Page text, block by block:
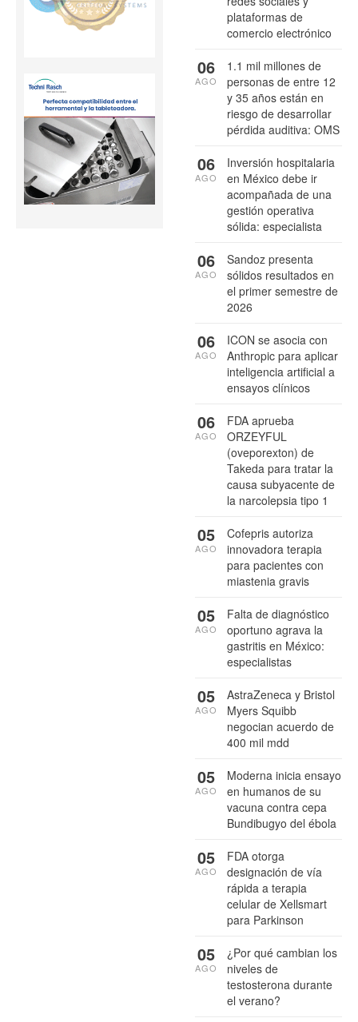
plataformas de
comercio electrónico
1.1 mil millones de
personas de entre 12
y 35 años están en
riesgo de desarrollar
pérdida auditiva: OMS
06
AGO
Inversión hospitalaria
en México debe ir
acompañada de una
gestión operativa
sólida: especialista
06
AGO
Sandoz presenta
sólidos resultados en
el primer semestre de
2026
06
AGO
ICON se asocia con
Anthropic para aplicar
inteligencia artificial a
ensayos clínicos
06
AGO
FDA aprueba
ORZEYFUL
(oveporexton) de
Takeda para tratar la
causa subyacente de
la narcolepsia tipo 1
06
AGO
Cofepris autoriza
innovadora terapia
para pacientes con
miastenia gravis
05
AGO
Falta de diagnóstico
oportuno agrava la
gastritis en México:
especialistas
05
AGO
AstraZeneca y Bristol
Myers Squibb
negocian acuerdo de
400 mil mdd
05
AGO
Moderna inicia ensayo
en humanos de su
vacuna contra cepa
Bundibugyo del ébola
05
AGO
FDA otorga
designación de vía
rápida a terapia
celular de Xellsmart
para Parkinson
05
AGO
¿Por qué cambian los
niveles de
testosterona durante
el verano?
05
AGO